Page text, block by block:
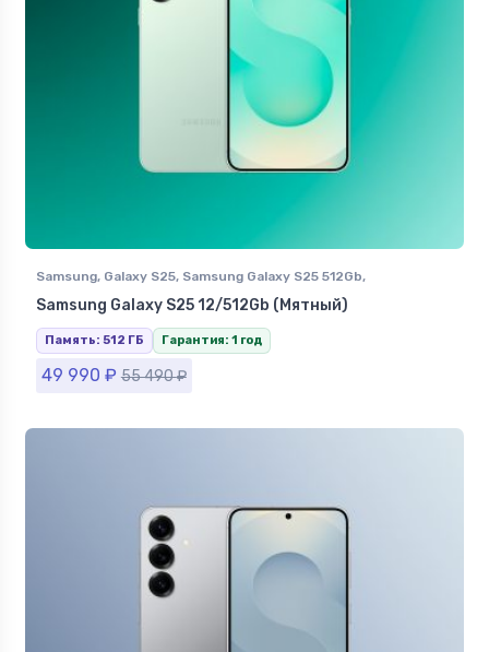
Samsung, Galaxy S25, Samsung Galaxy S25 512Gb,
Смартфоны Samsung в Ставрополе
Samsung Galaxy S25 12/512Gb (Мятный)
Память: 512 ГБ Гарантия: 1 год
49 990 ₽ 55 490₽